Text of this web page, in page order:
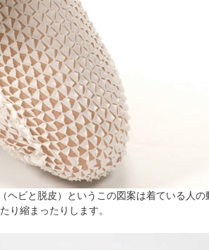
ヘビと脱皮）というこの図案は着ている人の
り縮まったりします。